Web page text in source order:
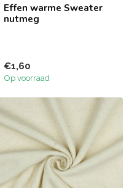
Effen warme Sweater
nutmeg
€1,60
Op voorraad